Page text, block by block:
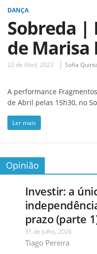
DANÇA
Sobreda |
de Marisa
22 de Abril, 2023 Sofia
A performance
de Abril pelas 15h30, no
Ler mais
Opinião
Investir: a
prazo (parte
31 de Julho, 2026
Tiago Pereira